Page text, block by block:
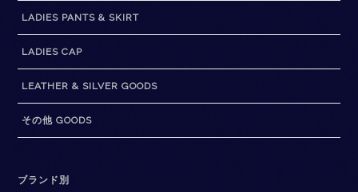
LADIES PANTS & SKIRT
LADIES CAP
LEATHER & SILVER GOODS
その他 GOODS
ブランド別